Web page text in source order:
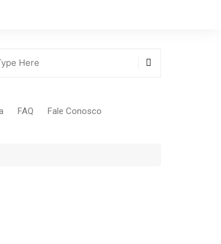
FAQ Fale Conosco